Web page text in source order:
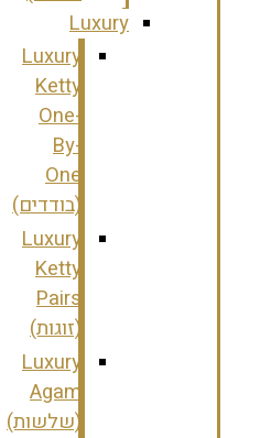
Luxury
Luxury
Ketty
One-
By-
One
(בודדים)
Luxury
Ketty
Pairs
(זוגות)
Luxury
Agam
(שלשות)